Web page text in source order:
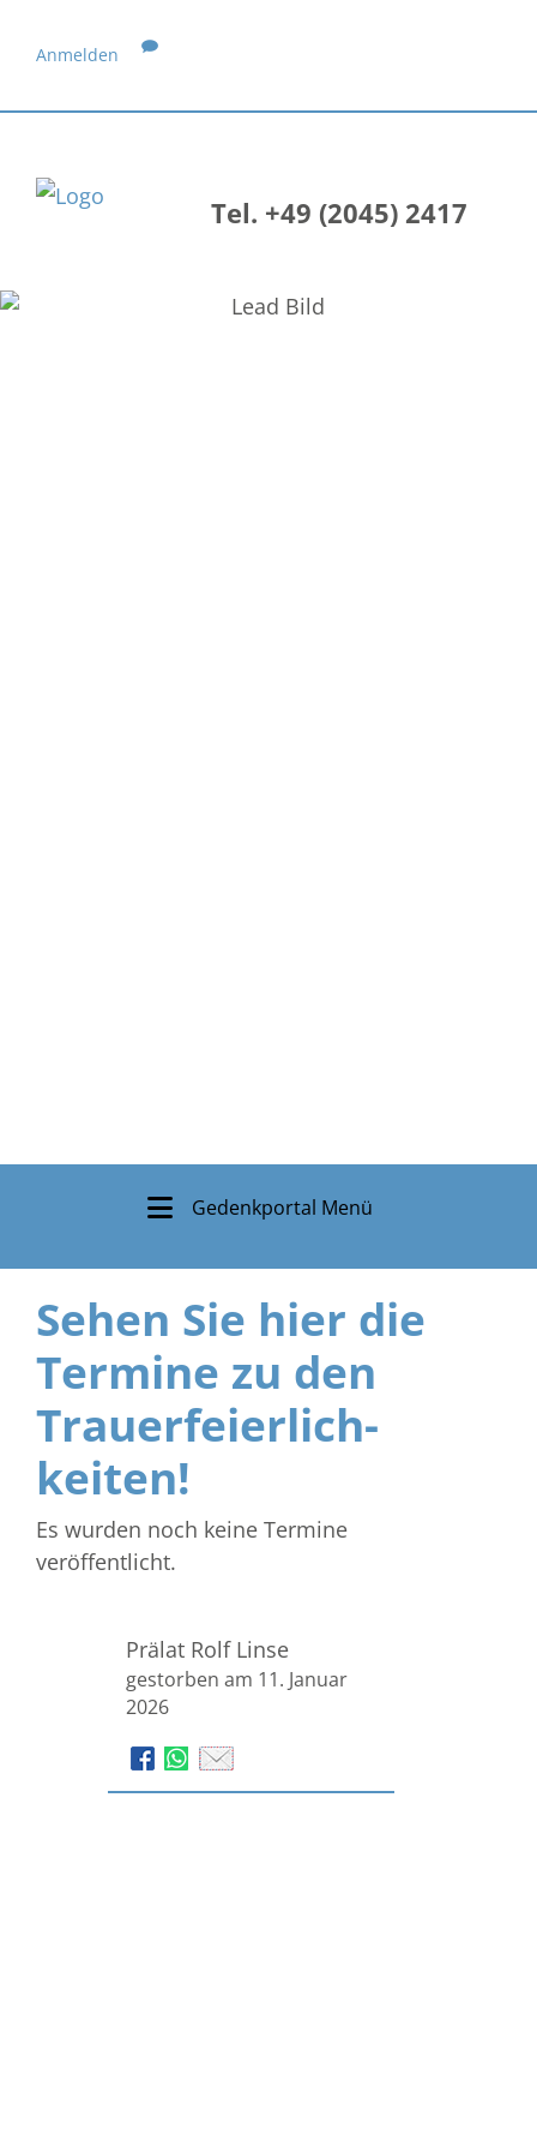
Anmelden
Tel. +49 (2045) 2417
Gedenkportal Menü
Sehen Sie hier die
Termine zu den
Trauer­feierlich­
keiten!
Es wurden noch keine Termine
veröffentlicht.
Prälat Rolf Linse
gestorben am 11. Januar
2026